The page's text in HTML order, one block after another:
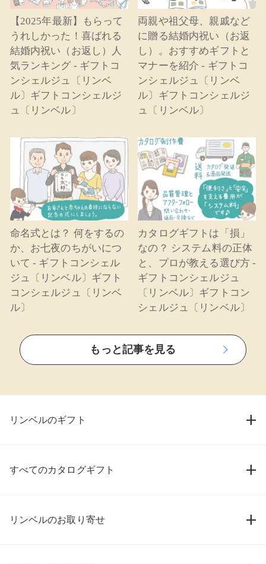
【2025年最新】もらって
うれしかった！喜ばれる
結婚内祝い（お返し）人
気ランキング - ギフトコ
ンシェルジュ〔リンベ
ル〕ギフトコンシェルジ
ュ〔リンベル〕
両親や祖父母、親戚など
に贈る結婚内祝い（お返
し）。おすすめギフトと
マナーを紹介 - ギフトコ
ンシェルジュ〔リンベ
ル〕ギフトコンシェルジ
ュ〔リンベル〕
命名式とは？ 何をするの
か、お七夜のちがいにつ
いて - ギフトコンシェル
ジュ〔リンベル〕ギフト
コンシェルジュ〔リンベ
ル〕
カタログギフトは「損」
なの？ システム料の正体
と、プロが教える選び方 -
ギフトコンシェルジュ
〔リンベル〕ギフトコン
シェルジュ〔リンベル〕
もっと記事を見る
リンベルのギフト
すべてのカタログギフト
リンベルのお取り寄せ